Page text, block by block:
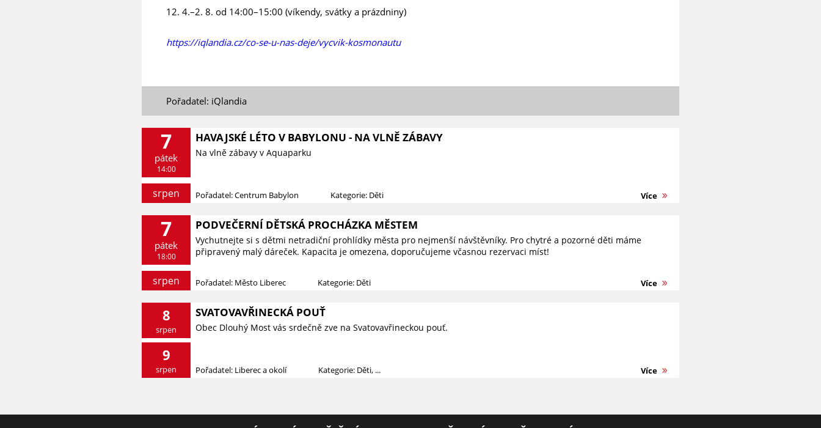
12. 4.–2. 8. od 14:00–15:00 (víkendy, svátky a prázdniny)
https://iqlandia.cz/co-se-u-nas-deje/vycvik-kosmonautu
Pořadatel: iQlandia
7
pátek
14:00
srpen
HAVAJSKÉ LÉTO V BABYLONU - NA VLNĚ ZÁBAVY
Na vlně zábavy v Aquaparku
Pořadatel: Centrum Babylon Kategorie: Děti Více
7
pátek
18:00
srpen
PODVEČERNÍ DĚTSKÁ PROCHÁZKA MĚSTEM
Vychutnejte si s dětmi netradiční prohlídky města pro nejmenší návštěvníky. Pro chytré a pozorné děti máme
připravený malý dáreček. Kapacita je omezena, doporučujeme včasnou rezervaci míst!
Pořadatel: Město Liberec Kategorie: Děti Více
8
srpen
9
srpen
SVATOVAVŘINECKÁ POUŤ
Obec Dlouhý Most vás srdečně zve na Svatovavřineckou pouť.
Pořadatel: Liberec a okolí Kategorie: Děti, ... Více